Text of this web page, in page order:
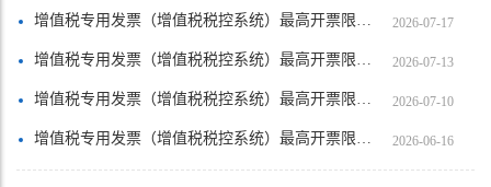
增值税专用发票（增值税税控系统）最高开票限额审批【韶关市武江区江湾镇明润农场（个…… 2026-07-17
增值税专用发票（增值税税控系统）最高开票限额审批【乐昌市小芳服装店（个体工商户）】 2026-07-13
增值税专用发票（增值税税控系统）最高开票限额审批【乐昌市九峰镇啊正食品互联网销售…… 2026-07-10
增值税专用发票（增值税税控系统）最高开票限额审批【十局建工（商丘）集团有限公司韶关分公司】 2026-06-16